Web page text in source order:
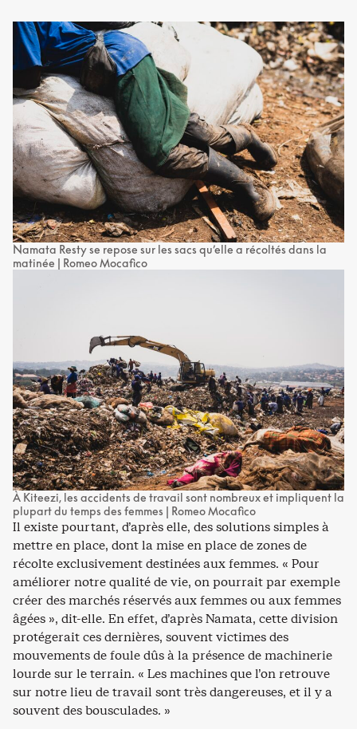
Namata Resty se repose sur les sacs qu’elle a récoltés dans la
matinée | Romeo Mocafico
À Kiteezi, les accidents de travail sont nombreux et impliquent la
plupart du temps des femmes | Romeo Mocafico
Il existe pourtant, d’après elle, des solutions simples à
mettre en place, dont la mise en place de zones de
récolte exclusivement destinées aux femmes. « Pour
améliorer notre qualité de vie, on pourrait par exemple
créer des marchés réservés aux femmes ou aux femmes
âgées », dit-elle. En effet, d’après Namata, cette division
protégerait ces dernières, souvent victimes des
mouvements de foule dûs à la présence de machinerie
lourde sur le terrain. « Les machines que l’on retrouve
sur notre lieu de travail sont très dangereuses, et il y a
souvent des bousculades. »